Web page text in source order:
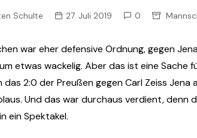
Archiv
Spielplan
Ewige Tabellen
Schulte 27. Juli 2019 0
war eher defensive Ordnung, gegen
etwas wackelig. Aber das ist eine Sache
das 2:0 der Preußen gegen Carl Zeiss
Und das war durchaus verdient, denn
ein Spektakel.